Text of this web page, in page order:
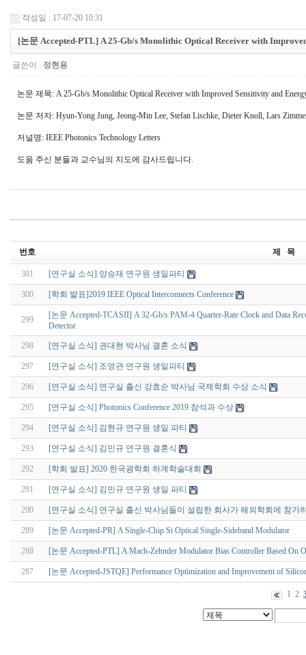
작성일 : 17-07-20 10:31
[논문 Accepted-PTL] A 25-Gb/s Monolithic Optical Receiver with
글쓴이 : 정현용
논문 제목: A 25-Gb/s Monolithic Optical Receiver with Improved Sensitivity and
논문 저자: Hyun-Yong Jung, Jeong-Min Lee, Stefan Lischke, Dieter Knoll, Lars
저널명: IEEE Photonics Technology Letters
도움 주신 분들과 교수님의 지도에 감사드립니다.
번호 제 목
301 [연구실 소식] 양승재 연구원 생일파티
300 [학회 발표]2019 IEEE Optical Interconnects Conference
299
[논문 Accepted-TCASII] A 32-Gb/s PAM-4 Quarter-Rate Clock and Data
Detector
298 [연구실 소식] 권대현 박사님 결혼 소식
297 [연구실 소식] 조영관 연구원 생일파티
296 [연구실 소식] 연구실 출신 강효순 박사님 국제학회 수상 소식
295 [연구실 소식] Photonics Conference 2019 참석과 수상
294 [연구실 소식] 김현규 연구원 생일 파티
293 [연구실 소식] 김민규 연구원 결혼식
292 [학회 발표] 2020 한국광학회 하계학술대회
291 [연구실 소식] 김민규 연구원 생일 파티
290 [연구실 소식] 연구실 출신 박사님들이 설립한 회사가 해외학회에 참가
289 [논문 Accepted-PR] A Single-Chip Si Optical Single-Sideband Modulator
288 [논문 Accepted-PTL] A Mach-Zehnder Modulator Bias Controller Based On
287 [논문 Accepted-JSTQE] Performance Optimization and Improvement of
1 2